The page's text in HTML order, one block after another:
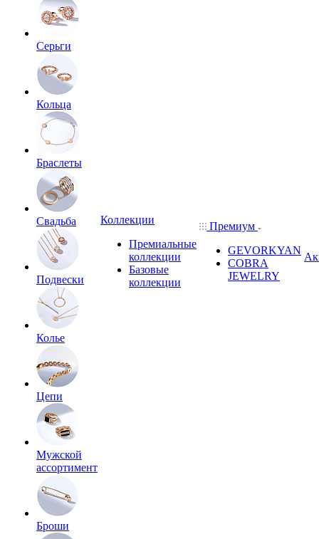
Серьги
Кольца
Браслеты
Свадьба
Подвески
Колье
Цепи
Мужской
ассортимент
Броши
Коллекции
Премиальные
коллекции
Базовые
коллекции
Премиум
GEVORKYAN
COBRA
JEWELRY